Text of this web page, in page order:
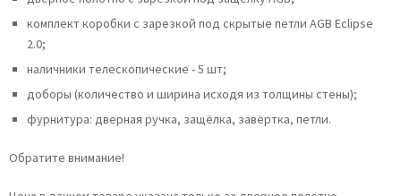
комплект коробки с зарезкой под скрытые петли AGB Eclipse
2.0;
наличники телескопические - 5 шт;
доборы (количество и ширина исходя из толщины стены);
фурнитура: дверная ручка, защёлка, завёртка, петли.
Обратите внимание!